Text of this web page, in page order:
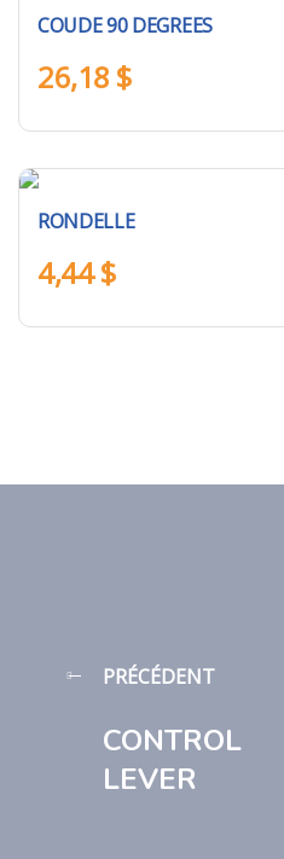
COUDE 90 DEGREES
26,18 $
RONDELLE
4,44$
PRÉCÉDENT
CONTROL
LEVER